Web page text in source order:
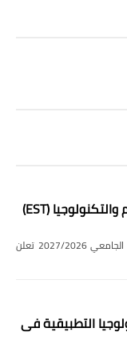
إعلان وظائف المصرية للعلوم والتكنولوجيا (EST)
إعلان وظائف المصرية للعلوم والتكنولوجيا (EST) العام الجامعي 2027/2026 تعلن
التطبيقية فى